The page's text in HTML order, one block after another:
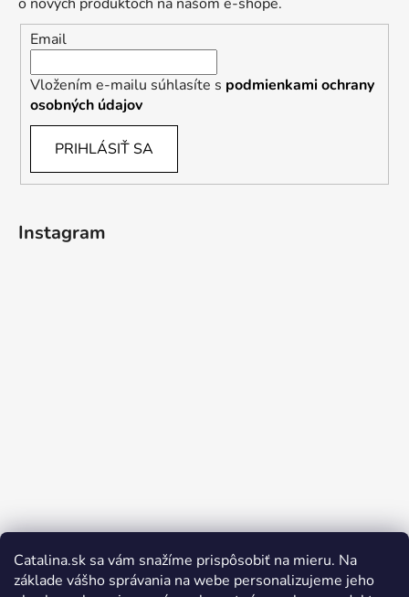
Catalina.sk sa vám snažíme prispôsobiť na mieru. Na
základe vášho správania na webe personalizujeme jeho
Email
Vložením e-mailu súhlasíte s podmienkami ochrany
osobných údajov
PRIHLÁSIŤ SA
Instagram
Sledovať na Instagrame